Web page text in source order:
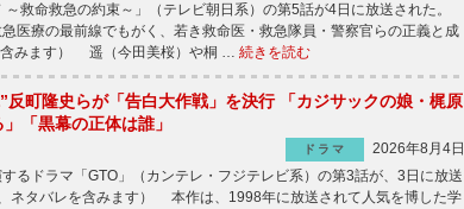
救命救急の約束～」（テレビ朝日系）の第5話が4日に放送された。
医療の最前線でもがく、若き救命医・救急隊員・警察官らの正義と成
含みます） 遥（今田美桜）や桐 … 続きを読む
”反町隆史らが「告白大作戦」を決行 「カジサックの娘・梶原
「黒幕の正体は誰」
ドラマ
2026年8月4日
るドラマ「GTO」（カンテレ・フジテレビ系）の第3話が、3日に放送
ネタバレを含みます） 本作は、1998年に放送されて人気を博した学